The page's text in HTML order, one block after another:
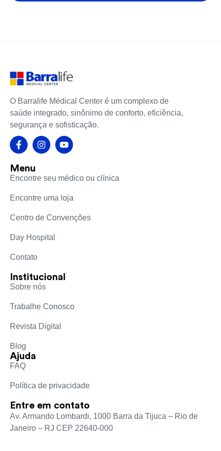
O Barralife Médical Center é um complexo de
saúde integrado, sinônimo de conforto, eficiência,
segurança e sofisticação.
Menu
Encontre seu médico ou clínica
Encontre uma loja
Centro de Convenções
Day Hospital
Contato
Institucional
Sobre nós
Trabalhe Conosco
Revista Digital
Blog
Ajuda
FAQ
Política de privacidade
Entre em contato
Av. Armando Lombardi, 1000 Barra da Tijuca – Rio de
Janeiro – RJ CEP 22640-000